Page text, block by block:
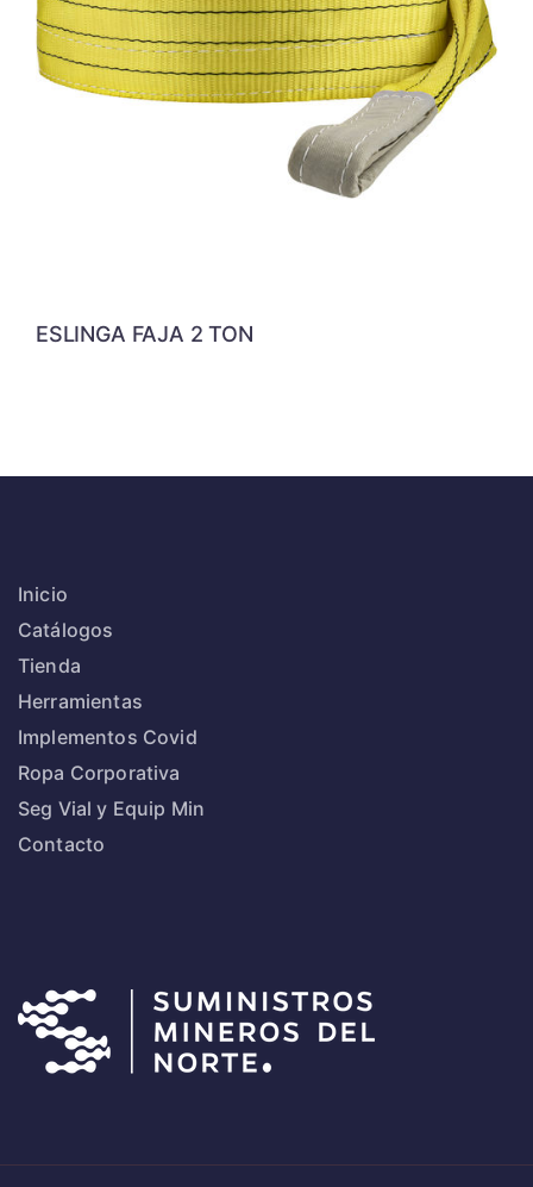
ESLINGA FAJA 2 TON
Inicio
Catálogos
Tienda
Herramientas
Implementos Covid
Ropa Corporativa
Seg Vial y Equip Min
Contacto